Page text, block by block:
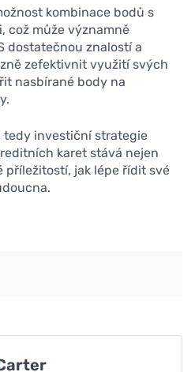
kombinace bodů s
což může významně
dostatečnou znalostí a
zefektivnit využití svých
nasbírané body na
tedy investiční strategie
karet stává nejen
příležitostí, jak lépe řídit své